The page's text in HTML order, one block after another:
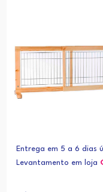
Entrega em 5 a 6 dias
Levantamento em loja